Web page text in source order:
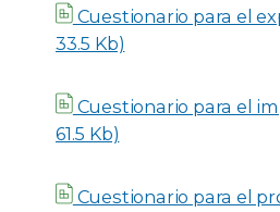
Cuestionario para el
33.5 Kb)
Cuestionario para el
61.5 Kb)
Cuestionario para el